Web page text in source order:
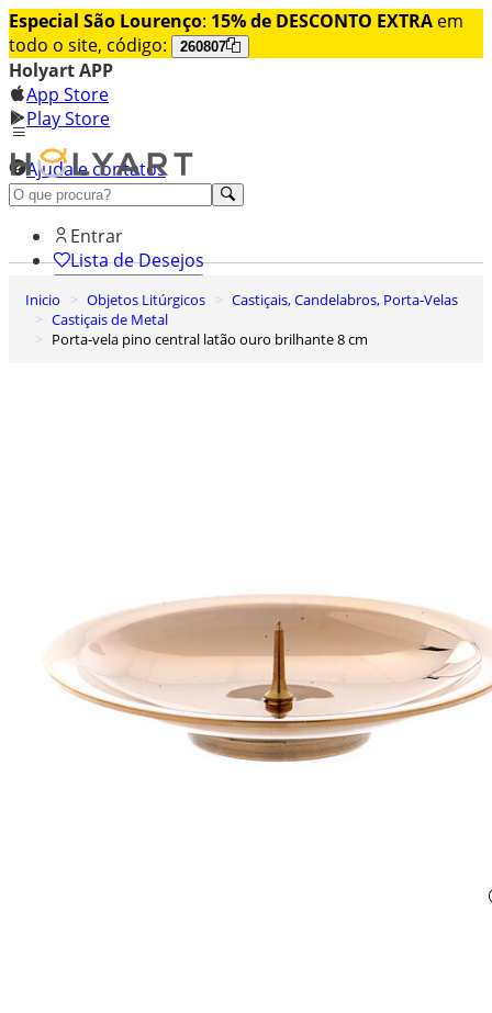
Especial São Lourenço: 15% de DESCONTO EXTRA em
todo o site, código:
260807
Holyart APP
App Store
Play Store
Ajuda e contatos
Conheça premium
Entrar
Lista de Desejos
0
Carrinho de Compras
Inicio Objetos Litúrgicos
Castiçais, Candelabros, Porta-Velas
Castiçais de Metal
Porta-vela pino central latão ouro brilhante 8 cm